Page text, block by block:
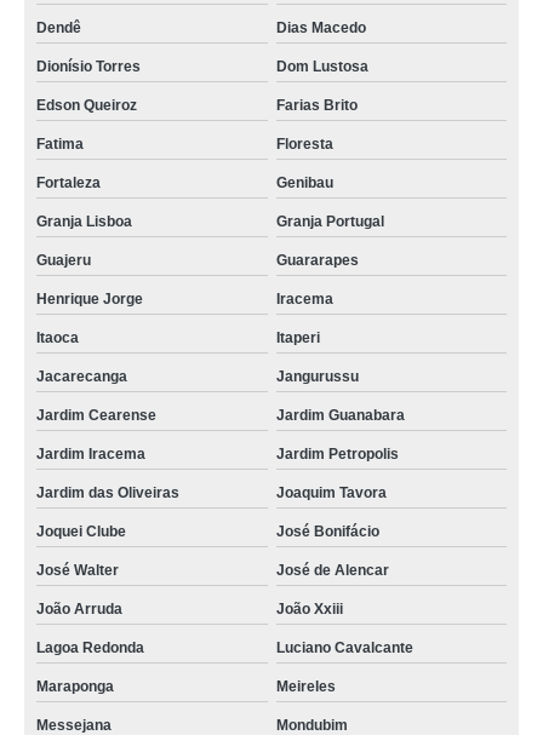
qual o preço de cremação de pessoas Dom Lustosa
cremação do corpo humano Dionísio Torres
serviço de cremação de corpo humano Joquei Clube
cremação corpo orçamento Cambeba
cremação de ossos Jardim Cearense
cremação de corpos Alagadico Novo
qual o preço de cremação de ossada Cais do Porto
cremação de corpo orçamento Maranguape
cremação com velório orçamento Genibau
serviço de cremação de ossos com velório Passare
cremação de pessoas Dom Lustosa
qual o preço de cremação de ossos Maraponga
cremação corpos São Bento
cremação de corpos Pindoretama
serviço de cremação de ossos com velório Pirambu
Dendê Dias Macedo
Dionísio Torres Dom Lustosa
Edson Queiroz Farias Brito
Fatima Floresta
Fortaleza Genibau
Granja Lisboa Granja Portugal
Guajeru Guararapes
Henrique Jorge Iracema
Itaoca Itaperi
Jacarecanga Jangurussu
Jardim Cearense Jardim Guanabara
Jardim Iracema Jardim Petropolis
Jardim das Oliveiras Joaquim Tavora
Joquei Clube José Bonifácio
José Walter José de Alencar
João Arruda João Xxiii
Lagoa Redonda Luciano Cavalcante
Maraponga Meireles
Messejana Mondubim